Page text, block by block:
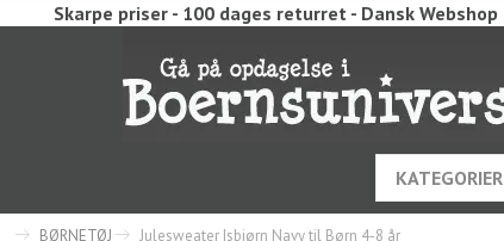
Skarpe priser - 100 dages returret - Dansk Webshop
KATEGORIER
BØRNETØJ Julesweater Isbjørn Navy til Børn 4-8 år